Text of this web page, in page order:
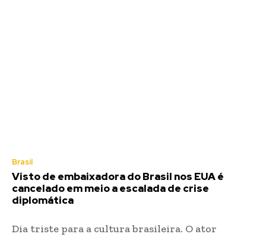
Brasil
Visto de embaixadora do Brasil nos EUA é
cancelado em meio a escalada de crise
diplomática
Dia triste para a cultura brasileira. O ator